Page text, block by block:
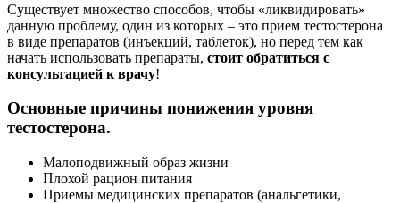
Существует множество способов, чтобы «ликвидировать»
данную проблему, один из которых – это прием тестостерона
в виде препаратов (инъекций, таблеток), но перед тем как
начать использовать препараты, стоит обратиться с
консультацией к врачу!
Основные причины понижения уровня
тестостерона.
Малоподвижный образ жизни
Плохой рацион питания
Приемы медицинских препаратов (анальгетики,